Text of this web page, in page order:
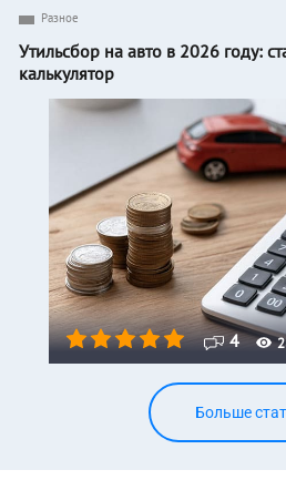
4
Разное
Утильсбор на авто в 2026 году:
калькулятор
Больше